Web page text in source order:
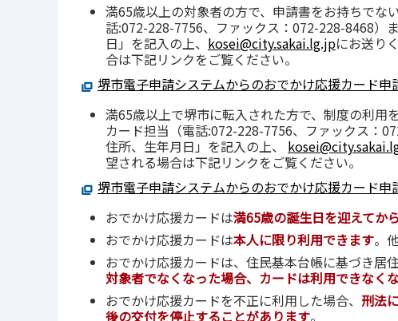
満65歳以上の対象者の方で、申請書をお持ちでな
話:072-228-7756、ファックス：072-228-8468）
日」を記入の上、 kosei@city.sakai.lg.jpにお送り
合は下記リンクをご覧ください。
堺市電⼦申請システムからのおでかけ応援カード
満65歳以上で堺市に転入された方で、制度の利
カード担当（電話:072-228-7756、ファックス：
住所、生年月日」を記入の上、
望される場合は下記リンクをご覧ください。
堺市電⼦申請システムからのおでかけ応援カード
おでかけ応援カードは満65歳の誕生日を迎えてか
おでかけ応援カードは本人に限り利用できます。
おでかけ応援カードは、住民基本台帳に基づき居
対象者でなくなった場合、カードは利用できなく
おでかけ応援カードを不正に利用した場合、 刑法
後の交付を停止することがあります。